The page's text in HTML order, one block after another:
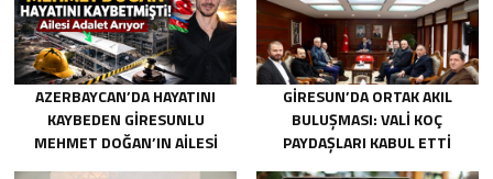
AZERBAYCAN’DA HAYATINI
KAYBEDEN GIRESUNLU
MEHMET DOĞAN’IN AILESI
ADALET ARIYOR
GIRESUN’DA ORTAK AKIL
BULUŞMASI: VALI KOÇ
PAYDAŞLARI KABUL ETTI